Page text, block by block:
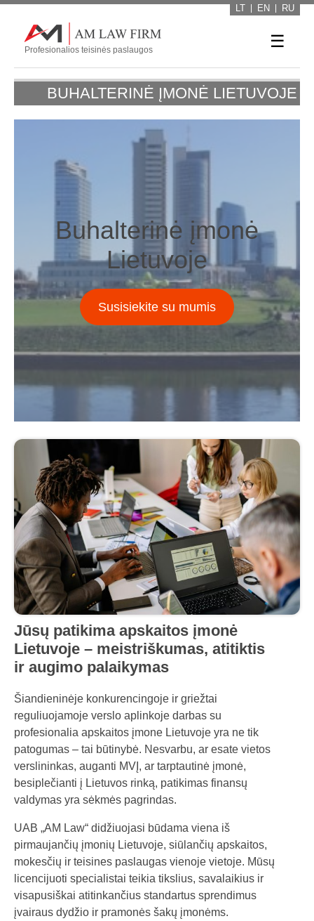
LT EN RU
Profesionalios teisinės paslaugos ☰
BUHALTERINĖ ĮMONĖ LIETUVOJE
Buhalterinė įmonė
Lietuvoje
Susisiekite su mumis
Jūsų patikima apskaitos įmonė
Lietuvoje – meistriškumas, atitiktis
ir augimo palaikymas
Šiandieninėje konkurencingoje ir griežtai
reguliuojamoje verslo aplinkoje darbas su
profesionalia apskaitos įmone Lietuvoje yra ne tik
patogumas – tai būtinybė. Nesvarbu, ar esate vietos
verslininkas, auganti MVĮ, ar tarptautinė įmonė,
besiplečianti į Lietuvos rinką, patikimas finansų
valdymas yra sėkmės pagrindas.
UAB „AM Law“ didžiuojasi būdama viena iš
pirmaujančių įmonių Lietuvoje, siūlančių apskaitos,
mokesčių ir teisines paslaugas vienoje vietoje. Mūsų
licencijuoti specialistai teikia tikslius, savalaikius ir
visapusiškai atitinkančius standartus sprendimus
įvairaus dydžio ir pramonės šakų įmonėms.